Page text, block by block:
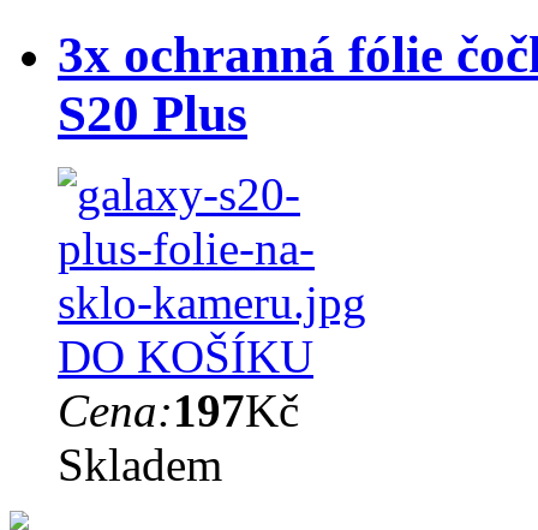
3x ochranná fólie
S20 Plus
DO KOŠÍKU
Cena:197Kč
Skladem